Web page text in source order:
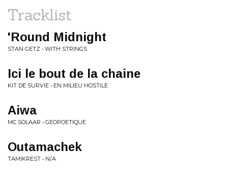
Tracklist
'Round Midnight
STAN GETZ • WITH STRINGS
Ici le bout de la chaine
KIT DE SURVIE • EN MILIEU HOSTILE
Aiwa
MC SOLAAR • GEOPOETIQUE
Outamachek
TAMIKREST • N/A